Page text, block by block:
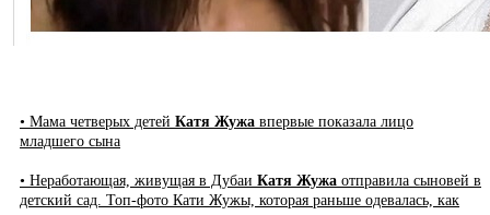
• Мама четверых детей Катя Жужа впервые показала лицо
младшего сына
• Неработающая, живущая в Дубаи Катя Жужа отправила сыновей в
детский сад. Топ-фото Кати Жужы, которая раньше одевалась, как